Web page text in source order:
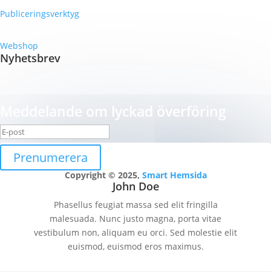
Publiceringsverktyg
Webshop
Nyhetsbrev
Meddelande om lyckad överföring
Prenumerera
Copyright © 2025, Smart Hemsida
John Doe
Phasellus feugiat massa sed elit fringilla
malesuada. Nunc justo magna, porta vitae
vestibulum non, aliquam eu orci. Sed molestie elit
euismod, euismod eros maximus.